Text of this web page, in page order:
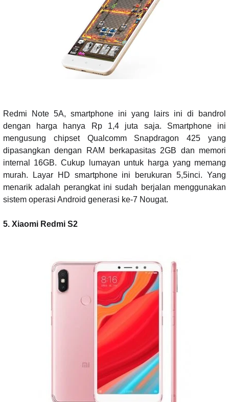
Redmi Note 5A, smartphone ini yang lairs ini di bandrol
dengan harga hanya Rp 1,4 juta saja. Smartphone ini
mengusung chipset Qualcomm Snapdragon 425 yang
dipasangkan dengan RAM berkapasitas 2GB dan memori
internal 16GB. Cukup lumayan untuk harga yang memang
murah. Layar HD smartphone ini berukuran 5,5inci. Yang
menarik adalah perangkat ini sudah berjalan menggunakan
sistem operasi Android generasi ke-7 Nougat.
5. Xiaomi Redmi S2